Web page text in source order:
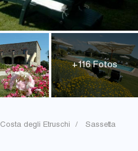
+116 Fotos
Costa degli Etruschi
Sassetta